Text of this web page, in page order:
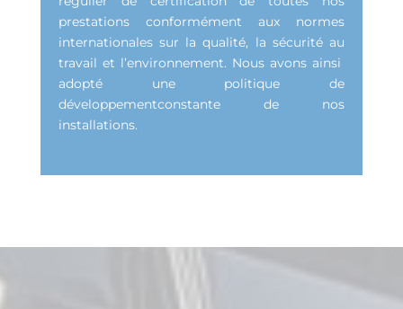
prestations conformément aux normes
internationales sur la qualité, la sécurité au
travail et l’environnement. Nous avons ainsi
adopté une politique de
développementconstante de nos
installations.